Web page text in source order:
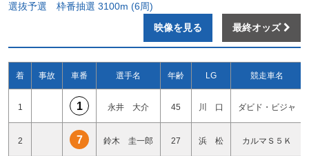
選抜予選 枠番抽選 3100m (6周)
映像を見る
最終オッズ
着 事故 車番 選手名 年齢 LG 競走車名
1 1 永井 大介 45 川 口 ダビド・ビジャ
2 7 鈴木 圭一郎 27 浜 松 カルマＳ５Ｋ